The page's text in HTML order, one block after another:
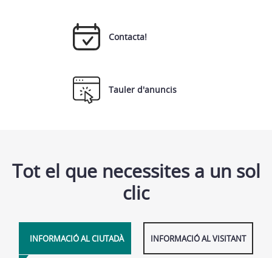
Contacta!
Tauler d'anuncis
Tot el que necessites a un sol
clic
INFORMACIÓ AL CIUTADÀ INFORMACIÓ AL VISITANT